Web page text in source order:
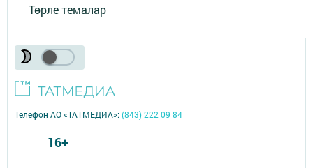
Төрле темалар
Телефон АО «ТАТМЕДИА»:(843) 222 09 84
16+